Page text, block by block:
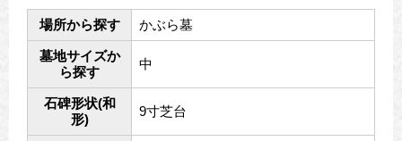
場所から探す かぶら墓
墓地サイズか
ら探す
中
石碑形状(和
形)
9寸芝台